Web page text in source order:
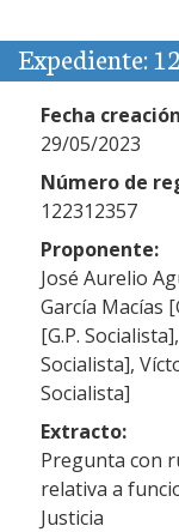
Expediente:
Fecha
29/05/2023
Número de
122312357
Proponente:
José Aurelio
García Macías
[G.P.
Socialista],
Socialista]
Extracto:
Pregunta con
relativa a
Justicia